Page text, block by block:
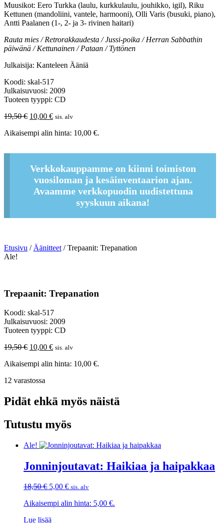
Muusikot: Eero Turkka (laulu, kurkkulaulu, jouhikko, igil), Riku
Kettunen (mandoliini, vantele, harmooni), Olli Varis (busuki, piano),
Antti Paalanen (1-, 2- ja 3- rivinen haitari)
Rauta mies / Retrorakkaudesta / Jussi-poika / Herran Sabbathin
päiwänä / Kettunainen / Pataan / Tyttönen
Julkaisija: Kanteleen Ääniä
Koodi: skal-517
Julkaisuvuosi: 2009
Tuoteen tyyppi: CD
19,50€ Alkuperäinen
oli:
10,00 €Nykyinen
on:
sis. alv
Aikaisempi alin hinta: 10,00 €.
Verkkokauppamme on kiinni toimiston
vuosiloman ja kesäinventaarion ajan.
Avaamme verkkopuodin uudistettuna
syyskuun aikana!
Etusivu /Äänitteet/ Trepaanit: Trepanation
Ale!
Trepaanit: Trepanation
Koodi: skal-517
Julkaisuvuosi: 2009
Tuoteen tyyppi: CD
19,50€ Alkuperäinen
oli:
10,00 €Nykyinen
on:
sis. alv
Aikaisempi alin hinta: 10,00 €.
12 varastossa
Pidät ehkä myös näistä
Tutustu myös
Ale!
Jonninjoutavat: Haikiaa ja haipakkaa
18,50€ Alkuperäinen
oli:
5,00 €Nykyinen
on:
sis. alv
Aikaisempi alin hinta: 5,00 €.
Lue lisää